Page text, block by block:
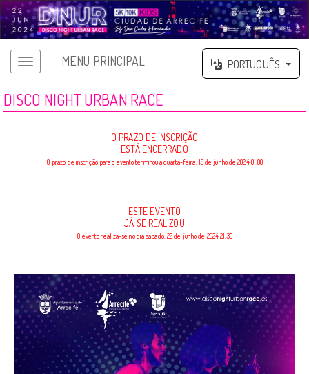
MENU PRINCIPAL PORTUGUÊS
DISCO NIGHT URBAN RACE
O PRAZO DE INSCRIÇÃO
ESTÁ ENCERRADO
O prazo de inscrição para o evento terminou a quarta-feira, 19 de junho de 2024 01:00
ESTE EVENTO
JÁ SE REALIZOU
O evento realiza-se no dia sábado, 22 de junho de 2024 21:30